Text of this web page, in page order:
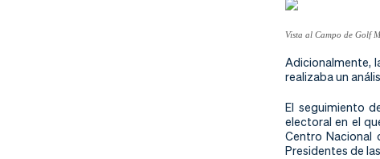
Vista al Campo de Golf
Adicionalmente,
realizaba un
El seguimiento
electoral en el
Centro Nacional
Presidentes de